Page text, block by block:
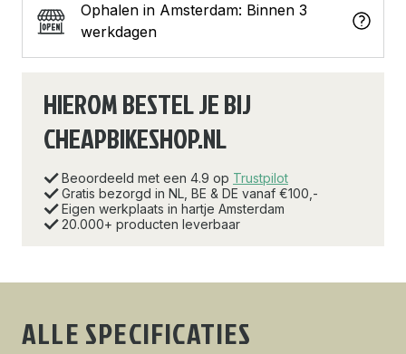
Ophalen in Amsterdam: Binnen 3
werkdagen
HIEROM BESTEL JE BIJ
CHEAPBIKESHOP.NL
Beoordeeld met een 4.9 op Trustpilot
Gratis bezorgd in NL, BE & DE vanaf €100,-
Eigen werkplaats in hartje Amsterdam
20.000+ producten leverbaar
ALLE SPECIFICATIES